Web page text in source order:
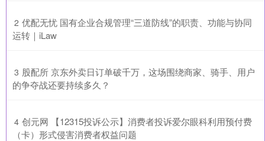
2 ​优配无忧 国有企业合规管理“三道防线”的职责、功能与协同
运转｜iLaw
3 ​股配所 京东外卖日订单破千万，这场围绕商家、骑手、用户
的争夺战还要持续多久？
4 ​创元网 【12315投诉公示】消费者投诉爱尔眼科利用预付费
（卡）形式侵害消费者权益问题